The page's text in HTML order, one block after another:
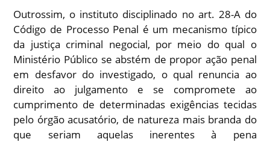
Outrossim, o instituto disciplinado no art. 28-A do
Código de Processo Penal é um mecanismo típico
da justiça criminal negocial, por meio do qual o
Ministério Público se abstém de propor ação penal
em desfavor do investigado, o qual renuncia ao
direito ao julgamento e se compromete ao
cumprimento de determinadas exigências tecidas
pelo órgão acusatório, de natureza mais branda do
que seriam aquelas inerentes à pena